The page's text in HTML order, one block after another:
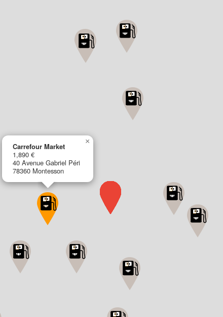
Carrefour Market
1,890 €
40 Avenue Gabriel Péri
78360 Montesson
×